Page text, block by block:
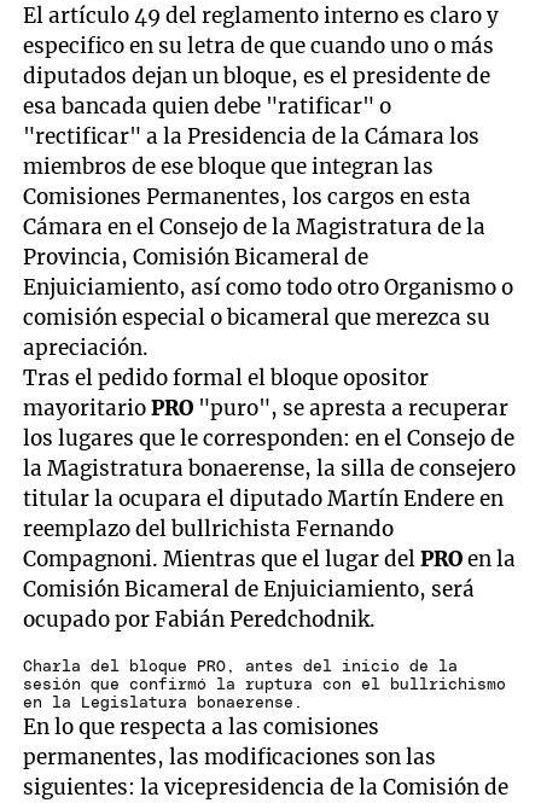
El artículo 49 del reglamento interno es claro y
especifico en su letra de que cuando uno o más
diputados dejan un bloque, es el presidente de
esa bancada quien debe "ratificar" o
"rectificar" a la Presidencia de la Cámara los
miembros de ese bloque que integran las
Comisiones Permanentes, los cargos en esta
Cámara en el Consejo de la Magistratura de la
Provincia, Comisión Bicameral de
Enjuiciamiento, así como todo otro Organismo o
comisión especial o bicameral que merezca su
apreciación.
Tras el pedido formal el bloque opositor
mayoritarioPRO "puro", se apresta a recuperar
los lugares que le corresponden: en el Consejo de
la Magistratura bonaerense, la silla de consejero
titular la ocupara el diputado Martín Endere en
reemplazo del bullrichista Fernando
Compagnoni. Mientras que el lugar delPROen la
Comisión Bicameral de Enjuiciamiento, será
ocupado por Fabián Peredchodnik.
Charla del bloque PRO, antes del inicio de la
sesión que confirmó la ruptura con el bullrichismo
en la Legislatura bonaerense.
En lo que respecta a las comisiones
permanentes, las modificaciones son las
siguientes: la vicepresidencia de la Comisión de